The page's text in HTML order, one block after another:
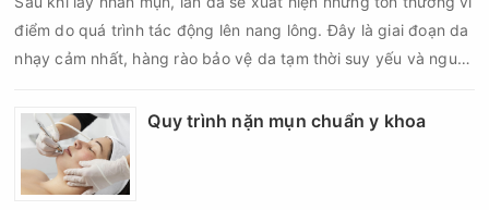
điểm do quá trình tác động lên nang lông. Đây là giai đoạn da
nhạy cảm nhất, hàng rào bảo vệ da tạm thời suy yếu và nguy
nếu chăm sóc không đúng cách. Chính vì vậy, việc chăm sóc
da sau nặn mụn không chỉ giúp vùng da hồi phục nhanh hơn
mà còn góp phần giảm nguy cơ tái phát mụn và hạn chế các
biến chứng về sau.
Quy trình nặn mụn chuẩn y khoa